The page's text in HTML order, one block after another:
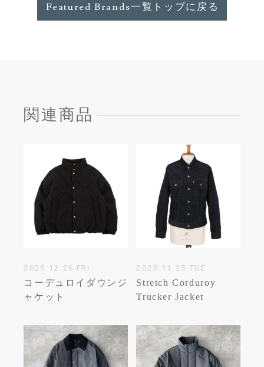
Featured Brands一覧トップに戻る
関連商品
2025.12.26 FRI
コーデュロイダウンジ
ャケット
2025.11.25 TUE
Stretch Corduroy
Trucker Jacket